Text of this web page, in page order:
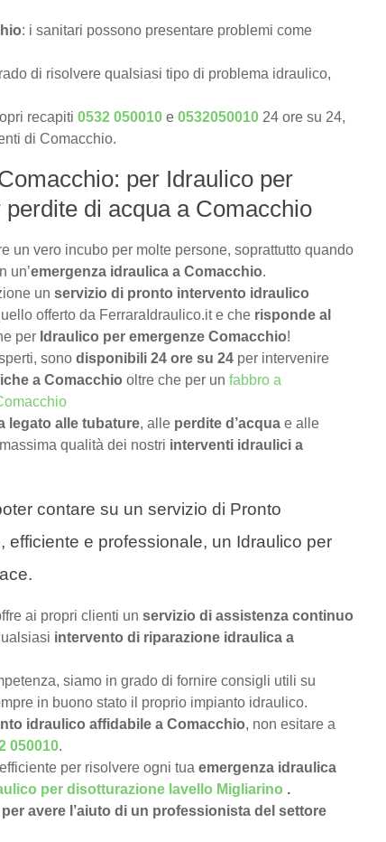
: i sanitari possono presentare problemi come
di risolvere qualsiasi tipo di problema idraulico,
recapiti 0532 050010 e 0532050010 24 ore su 24,
di Comacchio.
per Idraulico per
di acqua a Comacchio
un vero incubo per molte persone, soprattutto quando
un’emergenza idraulica a Comacchio.
un servizio di pronto intervento idraulico
offerto da FerraraIdraulico.it e che risponde al
per Idraulico per emergenze Comacchio!
sono disponibili 24 ore su 24 per intervenire
a Comacchio oltre che per un fabbro a
legato alle tubature, alle perdite d’acqua e alle
qualità dei nostri interventi idraulici a
contare su un servizio di Pronto
e professionale, un Idraulico per
ai propri clienti un servizio di assistenza continuo
intervento di riparazione idraulica a
siamo in grado di fornire consigli utili su
in buono stato il proprio impianto idraulico.
idraulico affidabile a Comacchio, non esitare a
050010.
per risolvere ogni tua emergenza idraulica
per disotturazione lavello Migliarino .
per avere l’aiuto di un professionista del settore